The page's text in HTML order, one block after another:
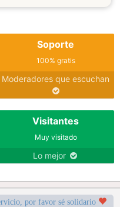
Soporte
100% gratis
Moderadores que escuchan
Visitantes
Muy visitado
Lo mejor
por favor sé solidario